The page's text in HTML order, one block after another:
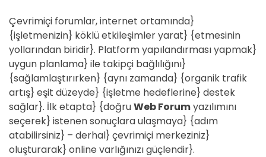
Çevrimiçi forumlar, internet ortamında}
{işletmenizin} köklü etkileşimler yarat} {etmesinin
yollarından biridir}. Platform yapılandırması yapmak}
uygun planlama} ile takipçi bağlılığını}
{sağlamlaştırırken} {aynı zamanda} {organik trafik
artış} eşit düzeyde} {işletme hedeflerine} destek
sağlar}. İlk etapta} {doğruWeb Forumyazılımını
seçerek} istenen sonuçlara ulaşmaya} {adım
atabilirsiniz} – derhal} çevrimiçi merkeziniz}
oluşturarak} online varlığınızı güçlendir}.